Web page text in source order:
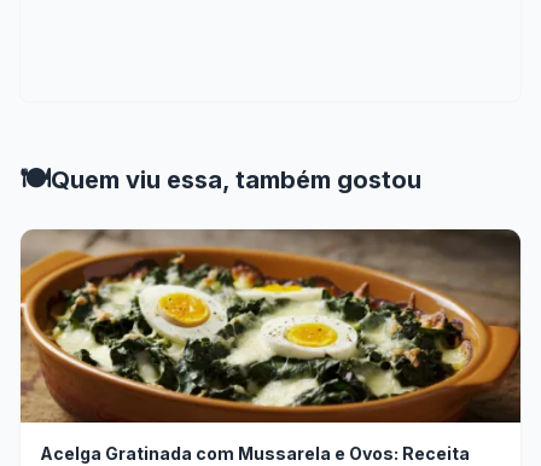
🍽️Quem viu essa, também gostou
Acelga Gratinada com Mussarela e Ovos: Receita